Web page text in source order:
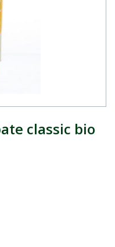
classic bio